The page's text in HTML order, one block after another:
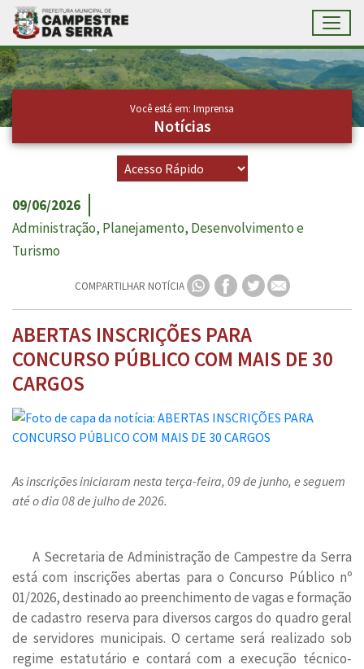
Ir para conteúdo principal
Conteúdo Principal
Você está em: Imprensa
Notícias
09/06/2026
Administração, Planejamento, Desenvolvimento e
Turismo
COMPARTILHAR NOTÍCIA
ABERTAS INSCRIÇÕES PARA
CONCURSO PÚBLICO COM MAIS DE 30
CARGOS
As inscrições iniciaram nesta terça-feira, 09 de junho, e seguem
até o dia 08 de julho de 2026.
A Secretaria de Administração de Campestre da Serra
está com inscrições abertas para o Concurso Público nº
01/2026, destinado ao preenchimento de vagas e formação
de cadastro reserva para diversos cargos do quadro geral
de servidores municipais. O certame será realizado sob
regime estatutário e contará com a execução técnico-